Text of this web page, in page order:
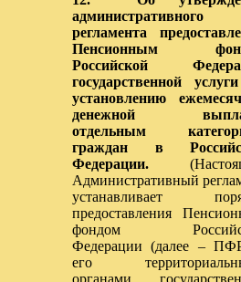
административного
регламента
Пенсионным
Российской
государственной
установлению
денежной
отдельным
граждан в
Федерации.
Административный
устанавливает
предоставления
фондом
Федерации (далее –
его
органами